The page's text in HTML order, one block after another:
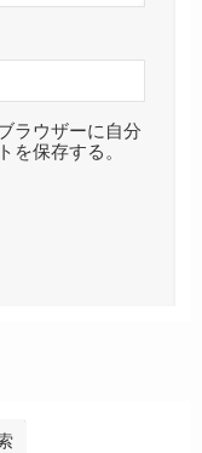
ラウザーに自分
を保存する。